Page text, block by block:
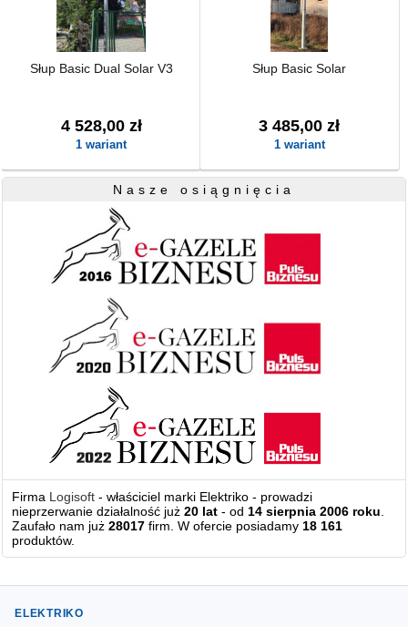
Słup Basic Dual Solar V3
4 528,00 zł
1 wariant
Słup Basic Solar
3 485,00 zł
1 wariant
Nasze osiągnięcia
Firma Logisoft - właściciel marki Elektriko - prowadzi
nieprzerwanie działalność już20 lat - od14 sierpnia 2006 roku.
Zaufało nam już28017 firm. W ofercie posiadamy18 161
produktów.
ELEKTRIKO